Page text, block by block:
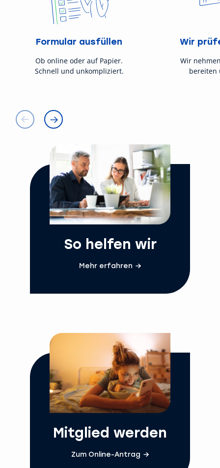
Formular ausfüllen
Ob online oder auf Papier.
Schnell und unkompliziert.
Wir
Wir
bereiten
So helfen wir
Mehr erfahren
Mitglied werden
Zum Online-Antrag